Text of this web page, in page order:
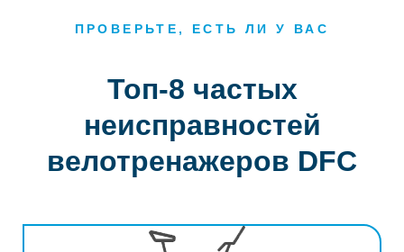
ПРОВЕРЬТЕ, ЕСТЬ ЛИ У ВАС
Топ-8 частых
неисправностей
велотренажеров DFC